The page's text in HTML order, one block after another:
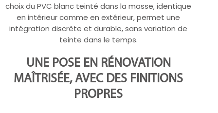
choix du PVC blanc teinté dans la masse, identique
en intérieur comme en extérieur, permet une
intégration discrète et durable, sans variation de
teinte dans le temps.
UNE POSE EN RÉNOVATION
MAÎTRISÉE, AVEC DES FINITIONS
PROPRES